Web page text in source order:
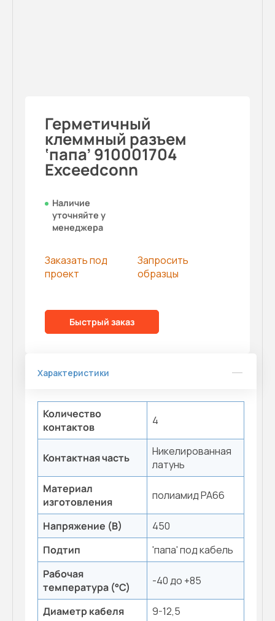
Герметичный
клеммный разъем
‘папа’ 910001704
Exceedconn
Наличие
уточняйте у
менеджера
Заказать под
проект
Запросить
образцы
Быстрый заказ
Характеристики
Количество
контактов
4
Контактная часть
Никелированная
латунь
Материал
изготовления
полиамид PA66
Напряжение (В)
450
Подтип
'папа' под кабель
Рабочая
температура (°С)
-40 до +85
Диаметр кабеля
9-12,5